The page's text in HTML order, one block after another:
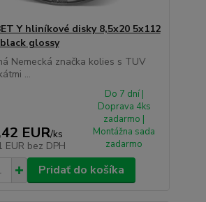
Y hliníkové disky 8,5x20 5x112
glossy
Nemecká značka kolies s TUV
...
EUR/ks
EUR bez DPH
Do 7 dní |
Doprava 4ks
zadarmo |
Montážna sada
zadarmo
Pridať do košíka